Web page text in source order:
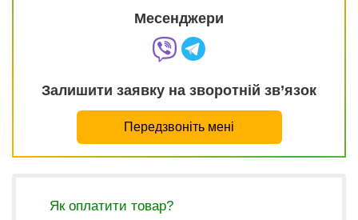
Месенджери
Залишити заявку на зворотній зв’язок
Передзвоніть мені
Як оплатити товар?